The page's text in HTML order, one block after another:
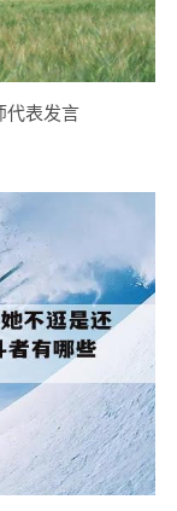
代表发言